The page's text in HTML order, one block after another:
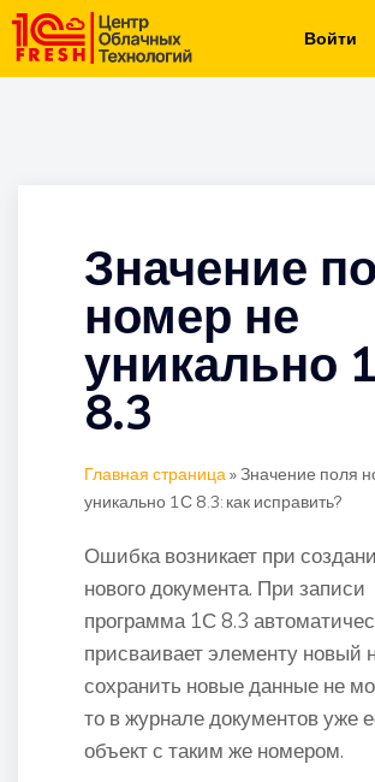
Войти
Значение
номер не
уникально
8.3
Главная страница»Значение поля
уникально 1С 8.3: как исправить?
Ошибка возникает при
нового документа. При записи
программа 1С 8.3
присваивает элементу новый
сохранить новые данные не
то в журнале документов уже
объект с таким же номером.